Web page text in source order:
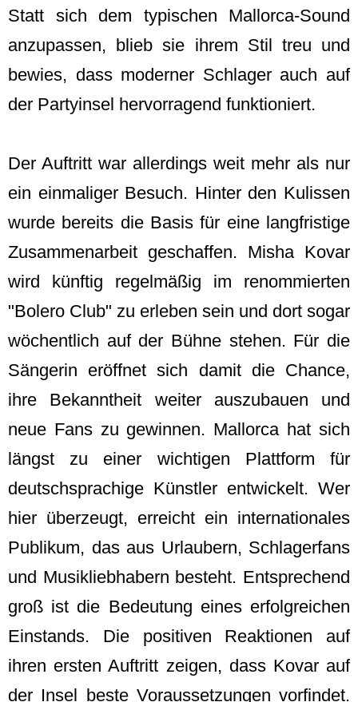
Statt sich dem typischen Mallorca-Sound
anzupassen, blieb sie ihrem Stil treu und
bewies, dass moderner Schlager auch auf
der Partyinsel hervorragend funktioniert.
Der Auftritt war allerdings weit mehr als nur
ein einmaliger Besuch. Hinter den Kulissen
wurde bereits die Basis für eine langfristige
Zusammenarbeit geschaffen. Misha Kovar
wird künftig regelmäßig im renommierten
"Bolero Club" zu erleben sein und dort sogar
wöchentlich auf der Bühne stehen. Für die
Sängerin eröffnet sich damit die Chance,
ihre Bekanntheit weiter auszubauen und
neue Fans zu gewinnen. Mallorca hat sich
längst zu einer wichtigen Plattform für
deutschsprachige Künstler entwickelt. Wer
hier überzeugt, erreicht ein internationales
Publikum, das aus Urlaubern, Schlagerfans
und Musikliebhabern besteht. Entsprechend
groß ist die Bedeutung eines erfolgreichen
Einstands. Die positiven Reaktionen auf
ihren ersten Auftritt zeigen, dass Kovar auf
der Insel beste Voraussetzungen vorfindet.